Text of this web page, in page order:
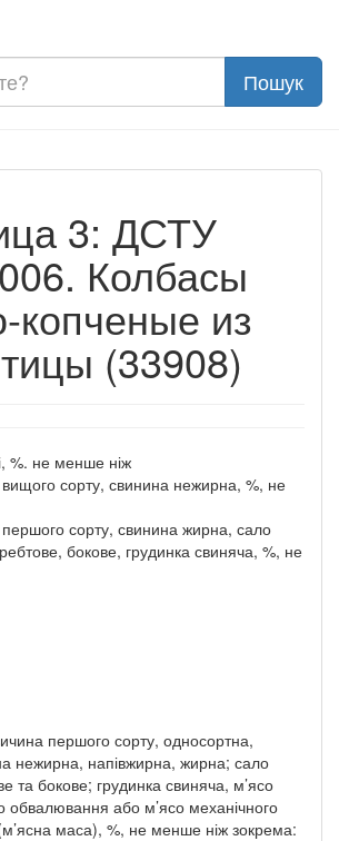
3: ДСТУ
Колбасы
копченые из
(33908)
%. не менше ніж
сорту, свинина нежирна, %, не
сорту, свинина жирна, сало
бокове, грудинка свиняча, %, не
першого сорту, односортна,
нежирна, напівжирна, жирна; сало
та бокове; грудинка свиняча, м’ясо
обвалювання або м’ясо механічного
маса), %, не менше ніж зокрема: